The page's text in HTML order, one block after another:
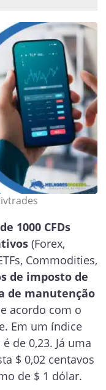
1000 CFDs
(Forex,
Commodities,
de imposto de
de manutenção
acordo com o
Em um índice
de 0,23. Já uma
$ 0,02 centavos
de $ 1 dólar.